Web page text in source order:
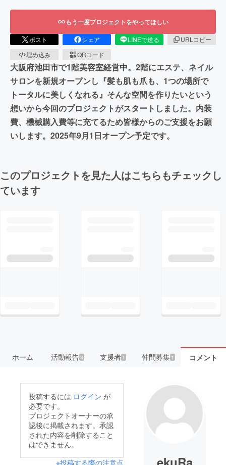
もう一度プロジェクトをやってほしい
ポスト シェア LINEで送る
URLコピー
埋め込み
QRコード
大阪府池田市で1階美容室経営中。2階にエステ、ネイル
サロンを新規オープンし『髪も肌も爪も、1つの場所で
トータルに美しくなれる』そんな空間を作りたいという
想いから今回のプロジェクトがスタートしました。内装
費、機械購入費等に充てるため皆様からのご支援をお願
いします。2025年9月1日オープン予定です。
このプロジェクトを見た人はこちらもチェックし
ています
ホーム 活動報告3 支援者 1 仲間募集 1 コメント
投稿するには ログイン が
必要です。
プロジェクトオーナーの承
認後に掲載されます。承認
された内容を削除すること
はできません。
※投稿する際の注意点